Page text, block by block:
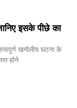
इसके पीछे का
खगोलीय घटना के
होने